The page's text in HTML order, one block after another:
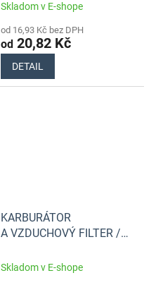
Skladom v E-shope
od 16,93 Kč bez DPH
od 20,82 Kč
DETAIL
KARBURÁTOR
A VZDUCHOVÝ FILTER /
Skladom v E-shope